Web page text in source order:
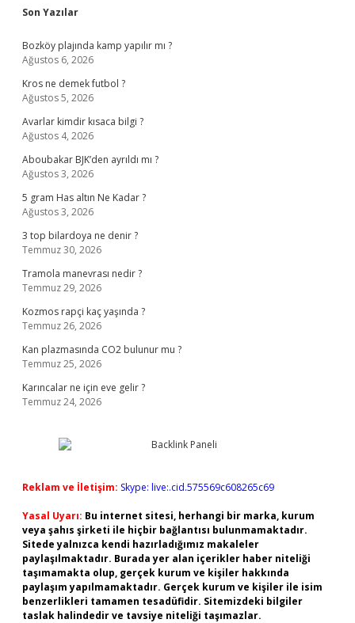
Sidebar
Son Yazılar
Bozköy plajında kamp yapılır mı ?
Ağustos 6, 2026
Kros ne demek futbol ?
Ağustos 5, 2026
Avarlar kimdir kısaca bilgi ?
Ağustos 4, 2026
Aboubakar BJK’den ayrıldı mı ?
Ağustos 3, 2026
5 gram Has altın Ne Kadar ?
Ağustos 3, 2026
3 top bilardoya ne denir ?
Temmuz 30, 2026
Tramola manevrası nedir ?
Temmuz 29, 2026
Kozmos rapçi kaç yaşında ?
Temmuz 26, 2026
Kan plazmasında CO2 bulunur mu ?
Temmuz 25, 2026
Karıncalar ne için eve gelir ?
Temmuz 24, 2026
Reklam ve İletişim: Skype: live:.cid.575569c608265c69
Yasal Uyarı: Bu internet sitesi, herhangi bir marka, kurum
veya şahıs şirketi ile hiçbir bağlantısı bulunmamaktadır.
Sitede yalnızca kendi hazırladığımız makaleler
paylaşılmaktadır. Burada yer alan içerikler haber niteliği
taşımamakta olup, gerçek kurum ve kişiler hakkında
paylaşım yapılmamaktadır. Gerçek kurum ve kişiler ile isim
benzerlikleri tamamen tesadüfidir. Sitemizdeki bilgiler
taslak halindedir ve tavsiye niteliği taşımazlar.